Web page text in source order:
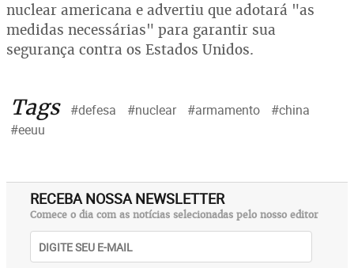
nuclear americana e advertiu que adotará "as
medidas necessárias" para garantir sua
segurança contra os Estados Unidos.
Tags #defesa #nuclear #armamento
#china
#eeuu
RECEBA NOSSA NEWSLETTER
Comece o dia com as notícias selecionadas pelo nosso editor